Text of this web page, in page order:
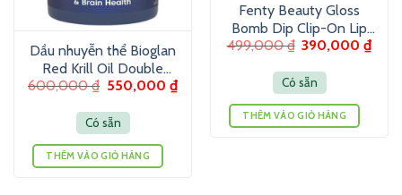
Dầu nhuyễn thể Bioglan
Red Krill Oil Double
Strength 1000mg 60
600,000₫ 550,000 ₫
Có sẵn
THÊM VÀO GIỎ HÀNG
Fenty Beauty Gloss
Bomb Dip Clip-On Lip
Luminizer 6g – Son
499,000₫ 390,000₫
Có sẵn
THÊM VÀO GIỎ HÀNG